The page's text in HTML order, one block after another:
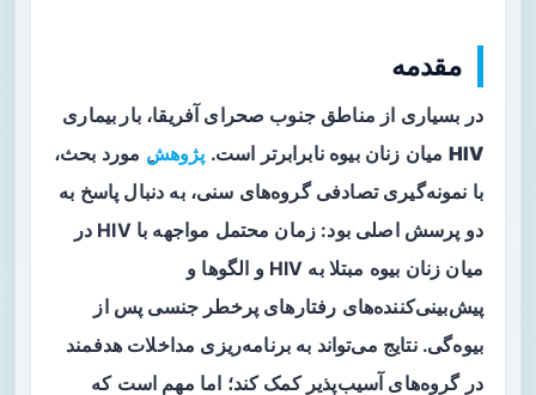
مقدمه
در بسیاری از مناطق جنوب صحرای آفریقا،بار بیماری
HIV میان زنان بیوه نابرابرتر است. پژوهش ِ مورد بحث،
با نمونه‌گیری تصادفی گروه‌های سنی، به دنبال پاسخ به
دو پرسش اصلی بود: زمان محتمل مواجهه با HIV در
میان زنان بیوه مبتلا به HIV و الگوها و
پیش‌بینی‌کننده‌های رفتارهای پرخطر جنسی پس از
بیوه‌گی. نتایج می‌تواند به برنامه‌ریزی مداخلات هدفمند
در گروه‌های آسیب‌پذیر کمک کند؛ اما مهم است که